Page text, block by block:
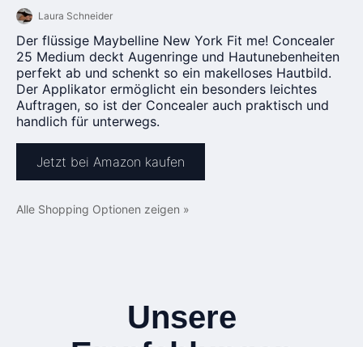
Laura Schneider
Der flüssige Maybelline New York Fit me! Concealer
25 Medium deckt Augenringe und Hautunebenheiten
perfekt ab und schenkt so ein makelloses Hautbild.
Der Applikator ermöglicht ein besonders leichtes
Auftragen, so ist der Concealer auch praktisch und
handlich für unterwegs.
Jetzt bei Amazon kaufen
Alle Shopping Optionen zeigen »
Unsere